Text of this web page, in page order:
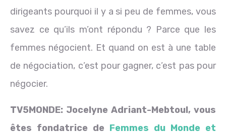
dirigeants pourquoi il y a si peu de femmes, vous
savez ce qu’ils m’ont répondu ? Parce que les
femmes négocient. Et quand on est à une table
de négociation, c’est pour gagner, c’est pas pour
négocier.
TV5MONDE: Jocelyne Adriant-Mebtoul, vous
êtes fondatrice de Femmes du Monde et